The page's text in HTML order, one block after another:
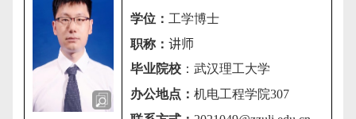
学位： 工学博士
职称： 讲师
毕业院校 ：武汉理工大学
办公地点： 机电工程学院307